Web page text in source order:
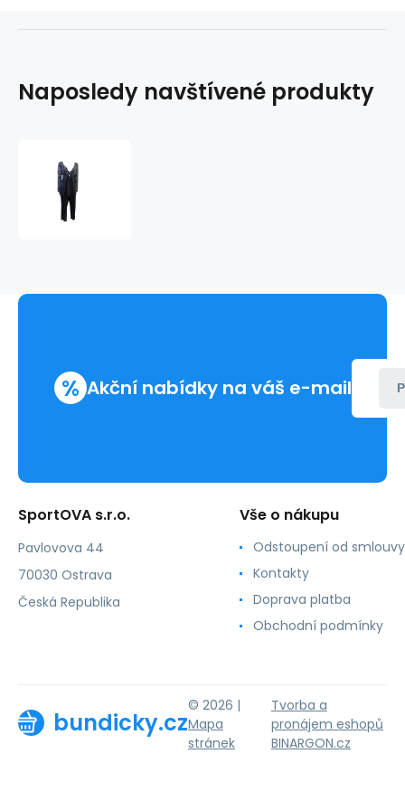
Naposledy navštívené produkty
% Akční nabídky na váš e-mail
SportOVA s.r.o.
Pavlovova 44
70030 Ostrava
Česká Republika
Vše o nákupu
Odstoupení od smlouvy
Kontakty
Doprava platba
Obchodní podmínky
bundicky.cz
© 2026 |
Mapa
stránek
Tvorba a
pronájem eshopů
BINARGON.cz